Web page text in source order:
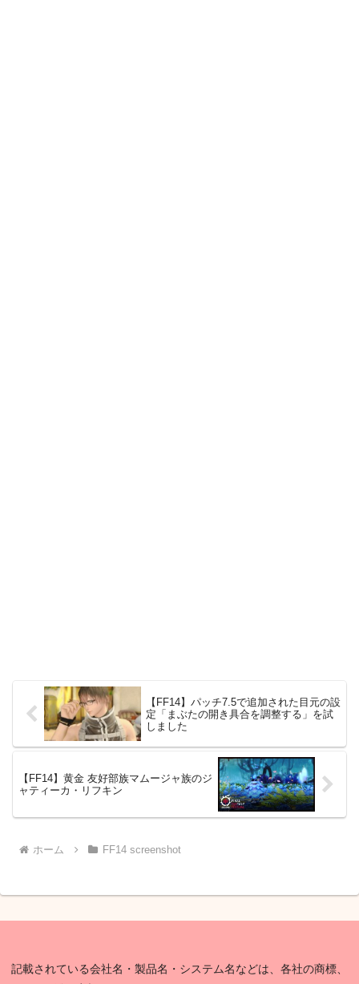
【FF14】パッチ7.5で追加された目元の設
定「まぶたの開き具合を調整する」を試
しました
【FF14】黄金 友好部族マムージャ族のジ
ャティーカ・リフキン
ホーム FF14 screenshot
記載されている会社名・製品名・システム名などは、各社の商標、